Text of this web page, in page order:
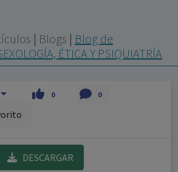
| Blogs | Blog de
ÉTICA Y PSIQUIATRÍA
0 0
DESCARGAR